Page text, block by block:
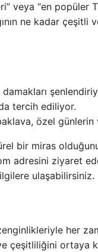
veya “en popüler
ne kadar çeşitli
tercih ediliyor.
özel günlerin
bir miras
adresini ziyaret
ulaşabilirsiniz.
her
çeşitliliğini ortaya